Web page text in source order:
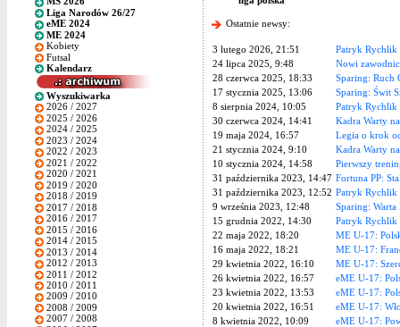
Liga Narodów 26/27
eME 2024
ME 2024
Kobiety
Futsal
Kalendarz
Wyszukiwarka
2026 / 2027
2025 / 2026
2024 / 2025
2023 / 2024
2022 / 2023
2021 / 2022
2020 / 2021
2019 / 2020
2018 / 2019
2017 / 2018
2016 / 2017
2015 / 2016
2014 / 2015
2013 / 2014
2012 / 2013
2011 / 2012
2010 / 2011
2009 / 2010
2008 / 2009
2007 / 2008
Ostatnie newsy:
3 lutego 2026, 21:51
Patryk
24 lipca 2025, 9:48
Nowi
28 czerwca 2025, 18:33
Sparing: Ruch
17 stycznia 2025, 13:06
Sparing: Świt
8 sierpnia 2024, 10:05
Patryk
30 czerwca 2024, 14:41
Kadra Warty
19 maja 2024, 16:57
Legia o krok
21 stycznia 2024, 9:10
Kadra Warty
10 stycznia 2024, 14:58
Pierwszy
31 października 2023, 14:47 Fortuna PP:
31 października 2023, 12:52 Patryk Rychlik
9 września 2023, 12:48
Sparing:
15 grudnia 2022, 14:30
Patryk Rychlik
22 maja 2022, 18:20
ME U-17:
16 maja 2022, 18:21
ME U-17:
29 kwietnia 2022, 16:10
ME U-17:
26 kwietnia 2022, 16:57
eME U-17:
23 kwietnia 2022, 13:53
eME U-17:
20 kwietnia 2022, 16:51
eME U-17:
8 kwietnia 2022, 10:09
eME U-17: